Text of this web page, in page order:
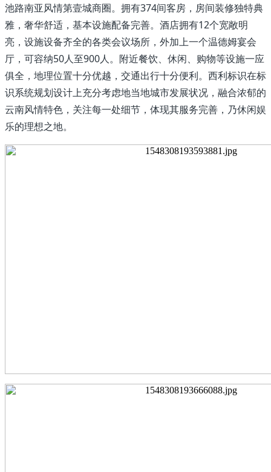
池路南亚风情第壹城商圈。拥有374间客房，房间装修独特典
雅，奢华舒适，基本设施配备完善。酒店拥有12个宽敞明
亮，设施设备齐全的各类会议场所，外加上一个温德姆宴会
厅，可容纳50人至900人。附近餐饮、休闲、购物等设施一应
俱全，地理位置十分优越，交通出行十分便利。西利标识在标
识系统规划设计上充分考虑地当地城市发展状况，融合浓郁的
云南风情特色，关注每一处细节，体现其服务完善，乃休闲娱
乐的理想之地。